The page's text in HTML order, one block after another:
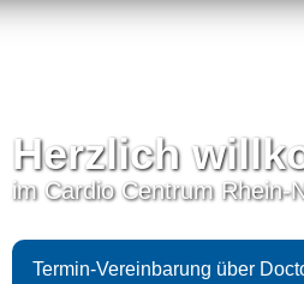
Herzlich
im Cardio Centrum Rhein-
Termin-Vereinbarung über